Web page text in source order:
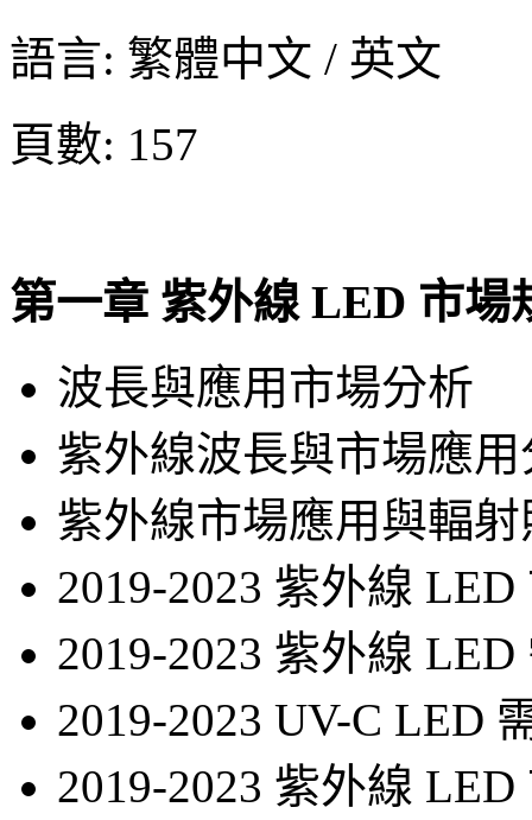
語言: 繁體中文 / 英文
頁數: 157
第一章 紫外線 LED 市場
波長與應用市場分析
紫外線波長與市場應用
紫外線市場應用與輻
2019-2023 紫外線
2019-2023 紫外線
2019-2023 UV-C LED
2019-2023 紫外線